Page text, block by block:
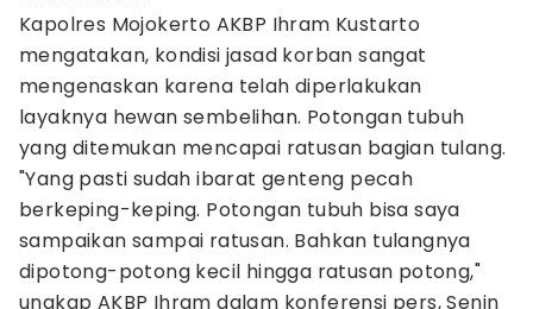
Kapolres Mojokerto AKBP Ihram Kustarto
mengatakan, kondisi jasad korban sangat
mengenaskan karena telah diperlakukan
layaknya hewan sembelihan. Potongan tubuh
yang ditemukan mencapai ratusan bagian tulang.
"Yang pasti sudah ibarat genteng pecah
berkeping-keping. Potongan tubuh bisa saya
sampaikan sampai ratusan. Bahkan tulangnya
dipotong-potong kecil hingga ratusan potong,"
ungkap AKBP Ihram dalam konferensi pers, Senin